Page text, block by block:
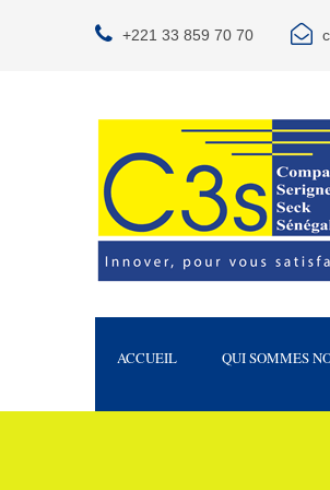
+221 33 859 70 70
ACCUEIL QUI SOMMES